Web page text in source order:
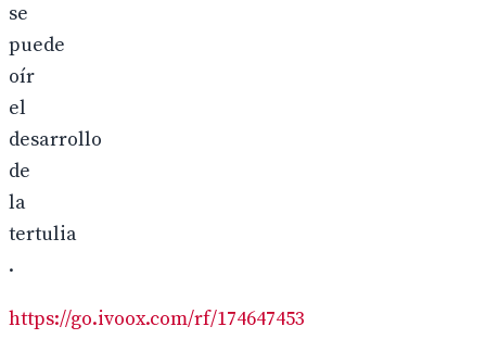
se
puede
oír
el
desarrollo
de
la
tertulia
.
https://go.ivoox.com/rf/174647453